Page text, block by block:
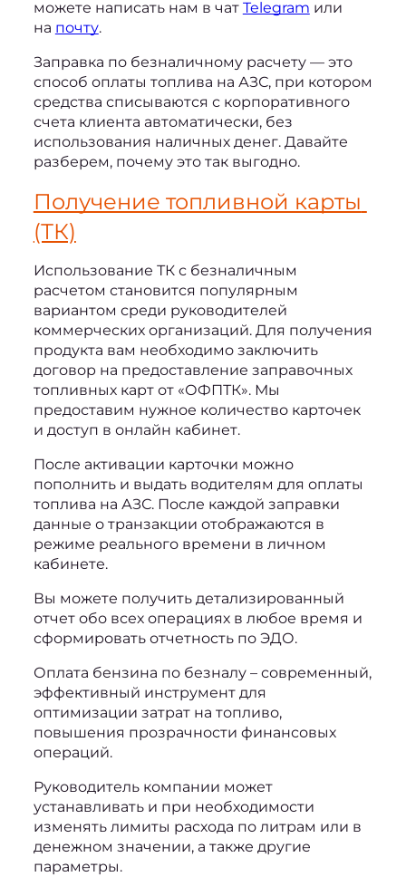
можете написать нам в чат Telegram или
на почту.
Заправка по безналичному расчету — это
способ оплаты топлива на АЗС, при котором
средства списываются с корпоративного
счета клиента автоматически, без
использования наличных денег. Давайте
разберем, почему это так выгодно.
Получение топливной карты
(ТК)
Использование ТК с безналичным
расчетом становится популярным
вариантом среди руководителей
коммерческих организаций. Для получения
продукта вам необходимо заключить
договор на предоставление заправочных
топливных карт от «ОФПТК». Мы
предоставим нужное количество карточек
и доступ в онлайн кабинет.
После активации карточки можно
пополнить и выдать водителям для оплаты
топлива на АЗС. После каждой заправки
данные о транзакции отображаются в
режиме реального времени в личном
кабинете.
Вы можете получить детализированный
отчет обо всех операциях в любое время и
сформировать отчетность по ЭДО.
Оплата бензина по безналу – современный,
эффективный инструмент для
оптимизации затрат на топливо,
повышения прозрачности финансовых
операций.
Руководитель компании может
устанавливать и при необходимости
изменять лимиты расхода по литрам или в
денежном значении, а также другие
параметры.